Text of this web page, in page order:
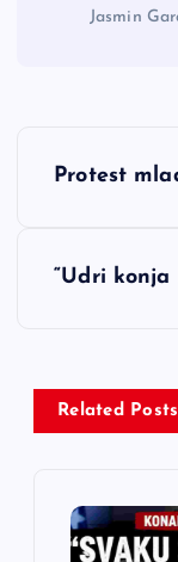
Jasmin
N
g
a
Protest
“Udri konja
Related Posts